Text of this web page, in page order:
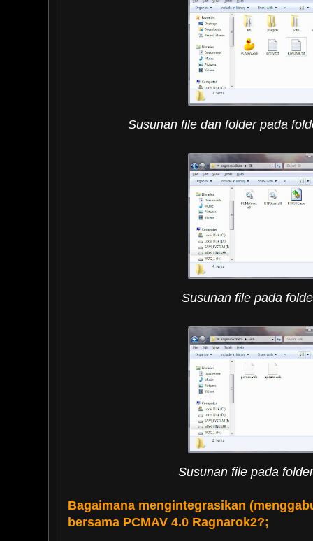
Susunan file dan folder pada
Susunan file pada
Susunan file pada
Bagaimana mengintegrasikan
bersama PCMAV 4.0 Ragnarok2?;